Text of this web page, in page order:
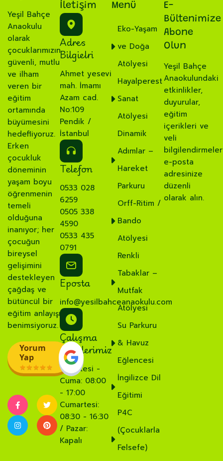
Yeşil Bahçe
Anaokulu
olarak
çocuklarımızın
güvenli, mutlu
ve ilham
veren bir
eğitim
ortamında
büyümesini
hedefliyoruz.
Erken
çocukluk
döneminin
yaşam boyu
öğrenmenin
temeli
olduğuna
inanıyor; her
çocuğun
bireysel
gelişimini
destekleyen
çağdaş ve
bütüncül bir
eğitim anlayışı
benimsiyoruz.
Yorum
Yap
İletişim
Adres
Bilgielri
Ahmet yesevi
mah. İmamı
Azam cad.
No:109
Pendik /
İstanbul
Telefon
0533 028
6259
0505 338
4590
0533 435
0791
Eposta
info@yesilbahceanaokulu.com
Çalışma
Saatlerimiz
Pazartesi -
Cuma: 08:00
- 17:00
Cumartesi:
08:30 - 16:30
/ Pazar:
Kapalı
Menü
Eko-Yaşam
ve Doğa
Atölyesi
Hayalperest
Sanat
Atölyesi
Dinamik
Adımlar –
Hareket
Parkuru
Orff-Ritim /
Bando
Atölyesi
Renkli
Tabaklar –
Mutfak
Atölyesi
Su Parkuru
& Havuz
Eğlencesi
İngilizce Dil
Eğitimi
P4C
(Çocuklarla
Felsefe)
E-
Bültenimize
Abone
Olun
Yeşil Bahçe
Anaokulundaki
etkinlikler,
duyurular,
eğitim
içerikleri ve
veli
e-posta
adresinize
düzenli
olarak alın.